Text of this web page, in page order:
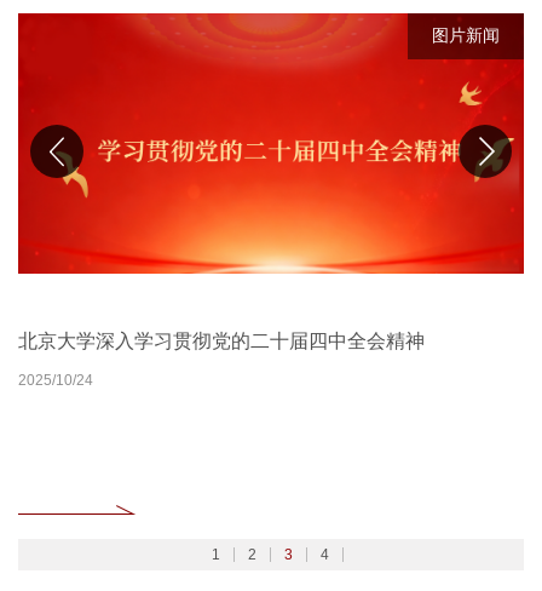
图片新闻
北京大学扎实开展树立和践行正确政绩观学习教育
2026/02/27
图片新闻
2026北京大学管理质效年
2026/03/30
图片新闻
北京大学深入学习贯彻党的二十届四中全会精神
2025/10/24
图片新闻
聚焦2026全国两会
2026/03/06
1 2 3 4